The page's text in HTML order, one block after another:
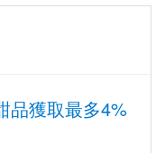
品獲取最多4%